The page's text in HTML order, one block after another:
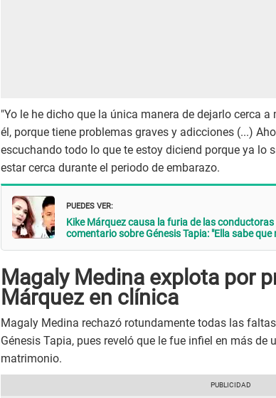
"Yo le he dicho que la única manera de dejarlo cerca
él, porque tiene problemas graves y adicciones (...)
escuchando todo lo que te estoy diciend porque ya lo
estar cerca durante el periodo de embarazo.
PUEDES VER:
Kike Márquez causa la furia de las
comentario sobre Génesis Tapia: "Ella sabe que
Magaly Medina explota por
Márquez en clínica
Magaly Medina rechazó rotundamente todas las
Génesis Tapia, pues reveló que le fue infiel en más
matrimonio.